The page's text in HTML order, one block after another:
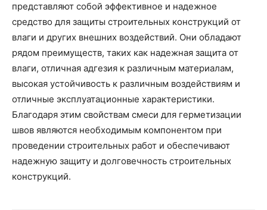
представляют собой эффективное и надежное
средство для защиты строительных конструкций от
влаги и других внешних воздействий. Они обладают
рядом преимуществ, таких как надежная защита от
влаги, отличная адгезия к различным материалам,
высокая устойчивость к различным воздействиям и
отличные эксплуатационные характеристики.
Благодаря этим свойствам смеси для герметизации
швов являются необходимым компонентом при
проведении строительных работ и обеспечивают
надежную защиту и долговечность строительных
конструкций.